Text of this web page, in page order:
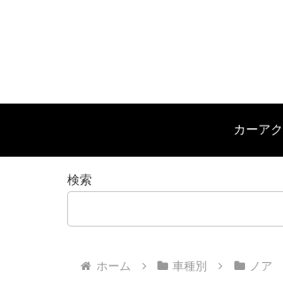
カーア
検索
ホーム 車種別 ノア